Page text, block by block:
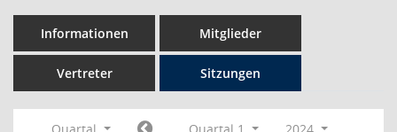
Informationen Mitglieder
Vertreter Sitzungen